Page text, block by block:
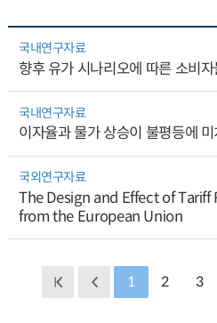
국내연구자료
향후 유가 시나리오에 따른 소비
국내연구자료
이자율과 물가 상승이 불평등에
국외연구자료
The Design and Effect of
from the European Union
1 2 3